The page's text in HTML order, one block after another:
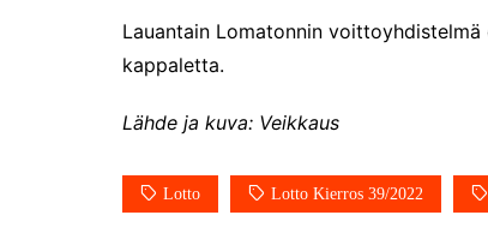
Lauantain Lomatonnin
kappaletta.
Lähde ja kuva: Veikkaus
Lotto Lotto Kierros 39/2022